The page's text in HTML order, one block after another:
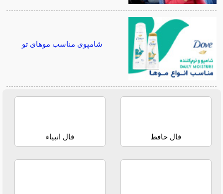
شامپوی مناسب موهای تو
فال حافظ فال انبیاء